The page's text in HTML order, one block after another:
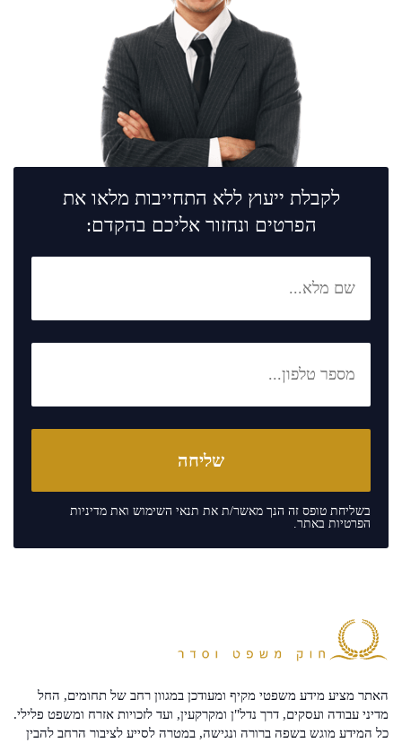
לקבלת ייעוץ ללא התחייבות מלאו את
הפרטים ונחזור אליכם בהקדם:
בשליחת טופס זה הנך מאשר/ת את תנאי השימוש ואת מדיניות
הפרטיות באתר.
האתר מציע מידע משפטי מקיף ומעודכן במגוון רחב של תחומים, החל
מדיני עבודה ועסקים, דרך נדל"ן ומקרקעין, ועד לזכויות אזרח ומשפט פלילי.
כל המידע מוגש בשפה ברורה ונגישה, במטרה לסייע לציבור הרחב להבין